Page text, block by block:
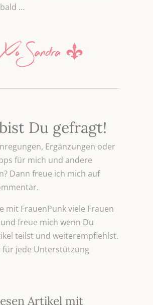
…
Du gefragt!
Ergänzungen oder
für mich und andere
Dann freue ich mich auf
mit FrauenPunk viele Frauen
freue mich wenn Du
teilst und weiterempfiehlst.
für jede Unterstützung
Artikel mit